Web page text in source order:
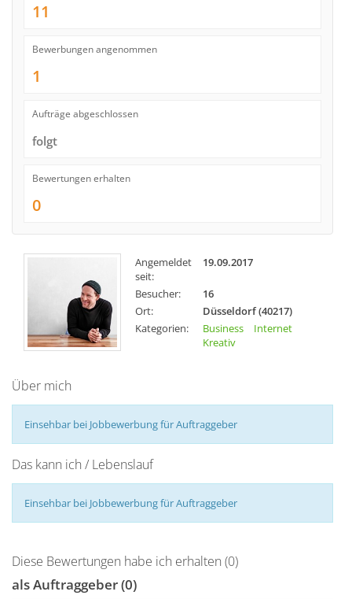
11
Bewerbungen angenommen
1
Aufträge abgeschlossen
folgt
Bewertungen erhalten
0
Angemeldet
seit:
19.09.2017
Besucher:
16
Ort:
Düsseldorf (40217)
Kategorien:
Business
Internet
Kreativ
Über mich
Einsehbar bei Jobbewerbung für Auftraggeber
Das kann ich / Lebenslauf
Einsehbar bei Jobbewerbung für Auftraggeber
Diese Bewertungen habe ich erhalten (0)
als Auftraggeber (0)